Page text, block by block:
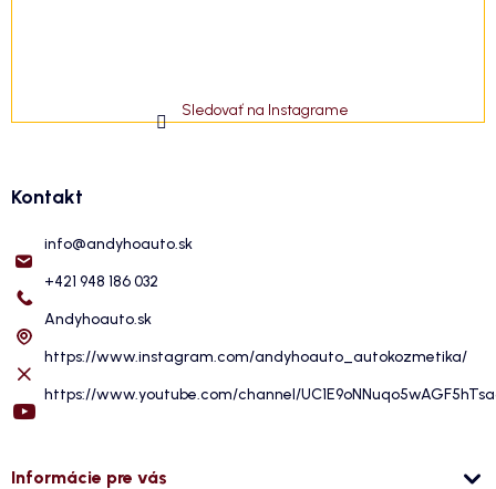
Sledovať na Instagrame
Kontakt
info@andyhoauto.sk
+421 948 186 032
Andyhoauto.sk
https://www.instagram.com/andyhoauto_autokozmetika/
https://www.youtube.com/channel/
Informácie pre vás